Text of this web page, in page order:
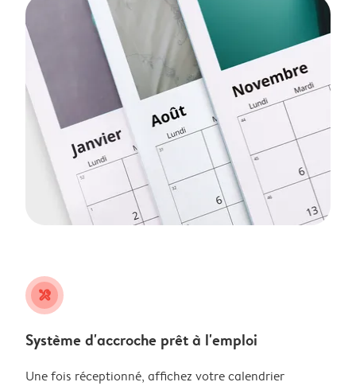
tools
Système d'accroche prêt à l'emploi
Une fois réceptionné, affichez votre calendrier